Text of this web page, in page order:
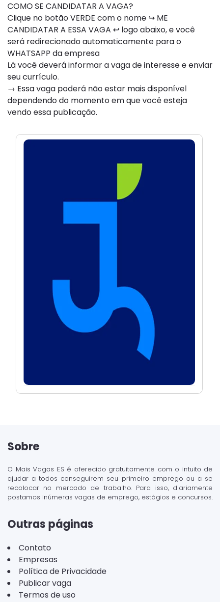
COMO SE CANDIDATAR A VAGA?
Clique no botão VERDE com o nome ↪ ME
CANDIDATAR A ESSA VAGA ↩ logo abaixo, e você
será redirecionado automaticamente para o
WHATSAPP da empresa
Lá você deverá informar a vaga de interesse e enviar
seu currículo.
→ Essa vaga poderá não estar mais disponível
dependendo do momento em que você esteja
vendo essa publicação.
Sobre
O Mais Vagas ES é oferecido gratuitamente com o intuito de
ajudar a todos conseguirem seu primeiro emprego ou a se
recolocar no mercado de trabalho. Para isso, diariamente
postamos inúmeras vagas de emprego, estágios e concursos.
Outras páginas
Contato
Empresas
Política de Privacidade
Publicar vaga
Termos de uso